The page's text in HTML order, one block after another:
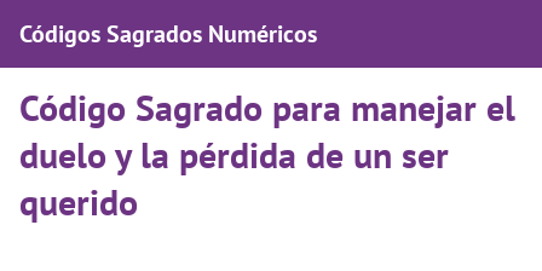
Códigos Sagrados Numéricos
Código Sagrado para manejar el
duelo y la pérdida de un ser
querido